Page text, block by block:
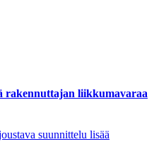
rakennuttajan liikkumavaraa
suunnittelu lisää